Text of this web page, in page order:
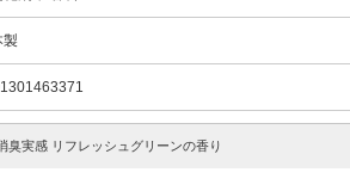
製
臭実感 リフレッシュグリーンの香り